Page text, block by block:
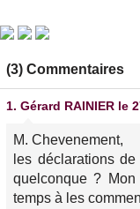
(3) Commentaires
1. Gérard RAINIER le
M. Chevenement,
les déclarations
quelconque ?
temps à les